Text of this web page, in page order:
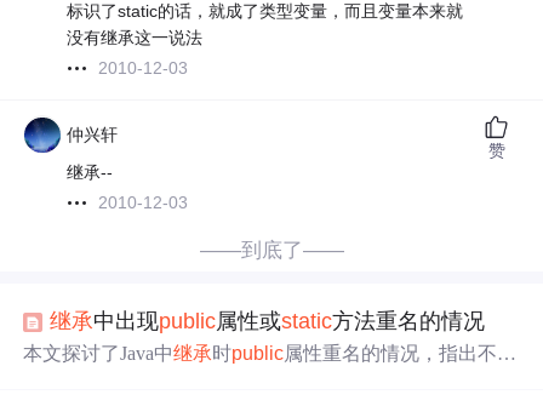
标识了static的话，就成了类型变量，而且变量本来就
没有继承这一说法
2010-12-03
仲兴轩
继承--
2010-12-03
赞
——到底了——
继承中出现public属性或static方法重名的情况
本文探讨了Java中继承时public属性重名的情况，指出不存